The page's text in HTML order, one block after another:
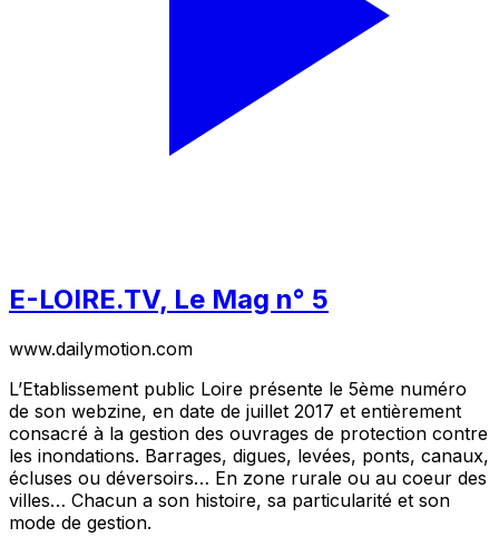
E-LOIRE.TV, Le Mag n° 5
www.dailymotion.com
L’Etablissement public Loire présente le 5ème numéro
de son webzine, en date de juillet 2017 et entièrement
consacré à la gestion des ouvrages de protection contre
les inondations. Barrages, digues, levées, ponts, canaux,
écluses ou déversoirs… En zone rurale ou au coeur des
villes… Chacun a son histoire, sa particularité et son
mode de gestion.